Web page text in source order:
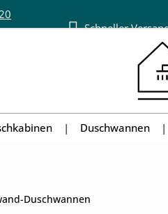
Schneller
Duschwannen
Duschwannen